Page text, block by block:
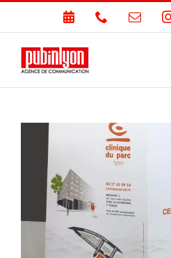
contenu
PRENDRETéléphoneEmail